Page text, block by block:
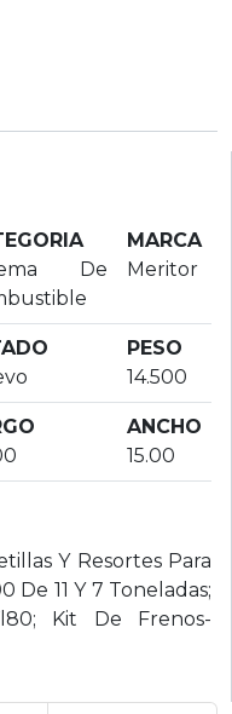
De
MARCA
Meritor
PESO
14.500
ANCHO
15.00
Y Resortes Para
11 Y 7 Toneladas;
Kit De Frenos-